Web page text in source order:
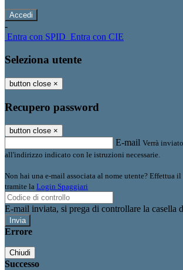
-
Entra con SPID Entra con CIE
Seleziona utente
button close ×
Recupero password
button close ×
E-mail Verrà
all'indirizzo indicato con le istruzioni necessarie.
Non hai una e-mail associata al nome utente? Effettua il
tramite la Login Spaggiari
E-mail inviata, si prega di controllare la casella
Errore
Chiudi
Successo